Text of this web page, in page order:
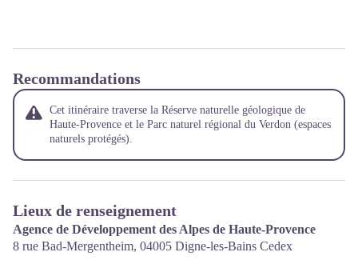
Recommandations
Cet itinéraire traverse la Réserve naturelle géologique de
Haute-Provence et le Parc naturel régional du Verdon (espaces
naturels protégés).
Lieux de renseignement
Agence de Développement des Alpes de Haute-Provence
8 rue Bad-Mergentheim, 04005 Digne-les-Bains Cedex